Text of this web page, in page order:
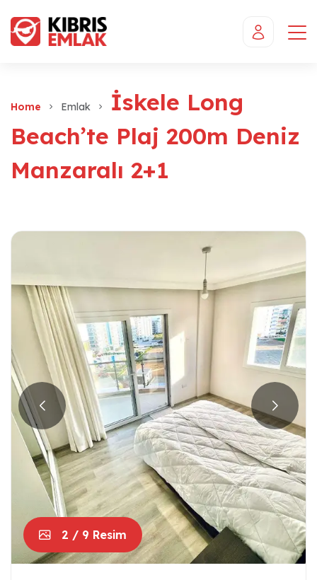
Home Emlak
İskele Long
Beach’te Plaj 200m Deniz
Manzaralı 2+1
2 / 9 Resim